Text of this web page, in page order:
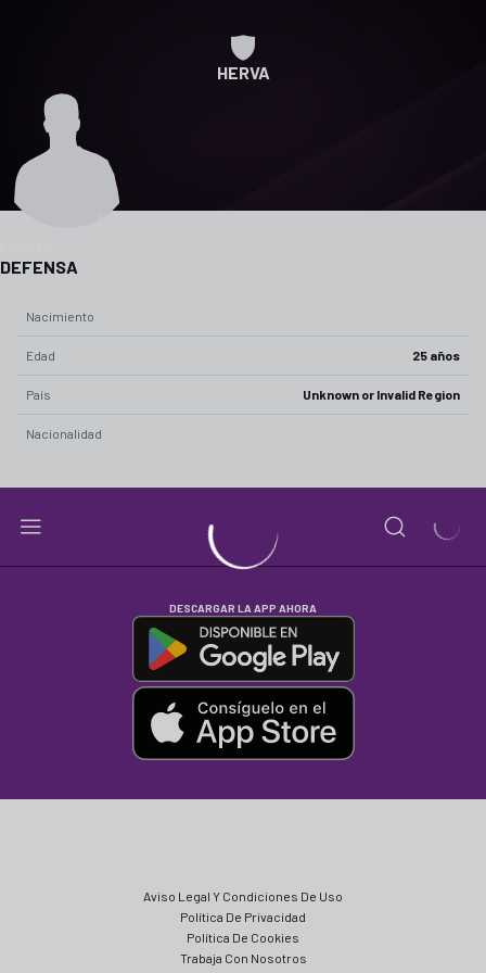
HERVA
DEFENSA
Nacimiento
Edad 25 años
País Unknown or Invalid Region
Nacionalidad
DESCARGAR LA APP AHORA
Aviso Legal Y Condiciones De Uso
Política De Privacidad
Política De Cookies
Trabaja Con Nosotros